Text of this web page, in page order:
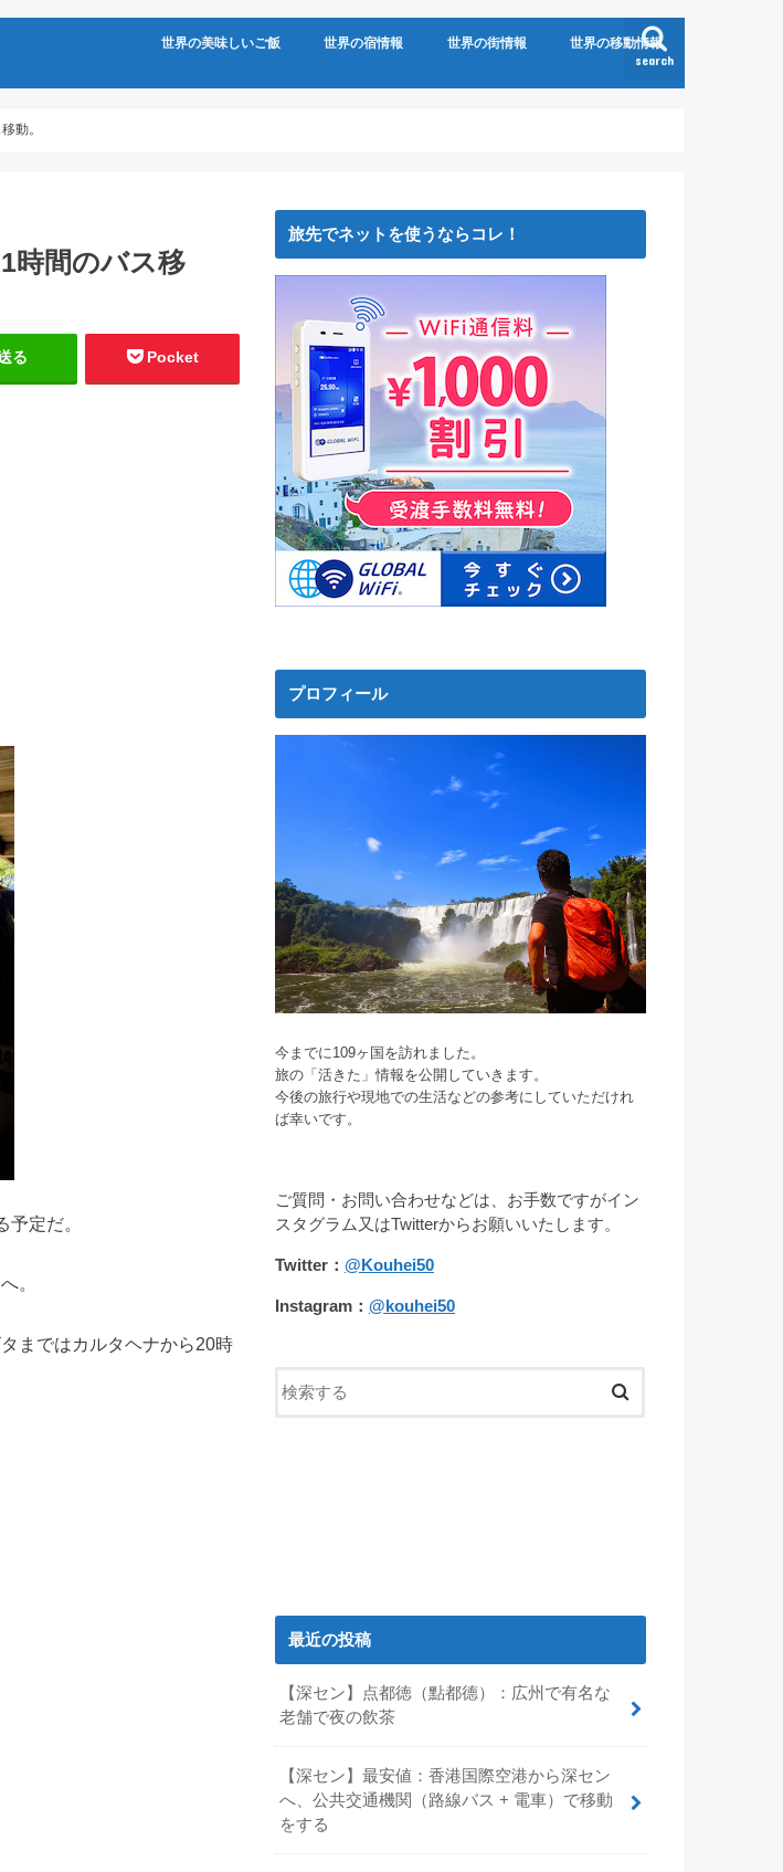
search
世界の美味しいご飯 世界の宿情報 世界の街情報 世界の移動情報
動。
時間のバス移
る Pocket
定だ。
。
まではカルタヘナから20時
旅先でネットを使うならコレ！
プロフィール
今までに109ヶ国を訪れました。
旅の「活きた」情報を公開していきます。
今後の旅行や現地での生活などの参考にしていただけれ
ば幸いです。
ご質問・お問い合わせなどは、お手数ですがイン
スタグラム又はTwitterからお願いいたします。
Twitter： @Kouhei50
Instagram： @kouhei50
最近の投稿
【深セン】点都徳（點都德）：広州で有名な
老舗で夜の飲茶
【深セン】最安値：香港国際空港から深セン
へ、公共交通機関（路線バス + 電車）で移動
をする